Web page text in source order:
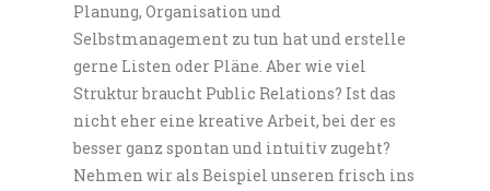
Planung, Organisation und
Selbstmanagement zu tun hat und erstelle
gerne Listen oder Pläne. Aber wie viel
Struktur braucht Public Relations? Ist das
nicht eher eine kreative Arbeit, bei der es
besser ganz spontan und intuitiv zugeht?
Nehmen wir als Beispiel unseren frisch ins